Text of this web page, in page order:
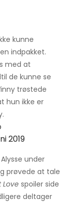
kunne
indpakket.
med at
de kunne se
trøstede
hun ikke er
2019
under
prøvede at tale
Love spoiler side
deltager